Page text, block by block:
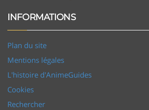
INFORMATIONS
Plan du site
Mentions légales
L'histoire d'AnimeGuides
Cookies
Rechercher